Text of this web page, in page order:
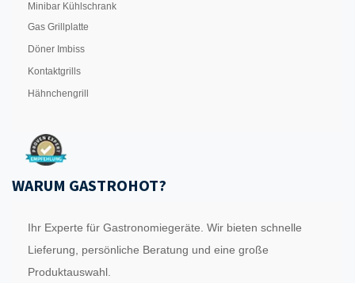
Minibar Kühlschrank
Gas Grillplatte
Döner Imbiss
Kontaktgrills
Hähnchengrill
WARUM GASTROHOT?
Ihr Experte für Gastronomiegeräte. Wir bieten schnelle
Lieferung, persönliche Beratung und eine große
Produktauswahl.